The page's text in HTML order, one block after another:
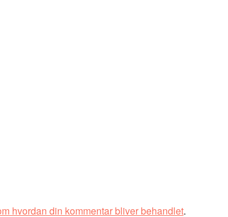
hvordan din kommentar bliver behandlet.